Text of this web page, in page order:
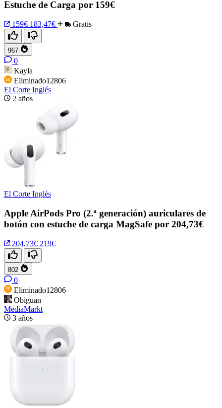
Estuche de Carga por 159€
159€ 183,47€ Gratis
967
0
Kayla
Eliminado12806
El Corte Inglés
2 años
El Corte Inglés
Apple AirPods Pro (2.ª generación) auriculares de
botón con estuche de carga MagSafe por 204,73€
204,73€ 219€
802
0
Eliminado12806
Obiguan
MediaMarkt
3 años